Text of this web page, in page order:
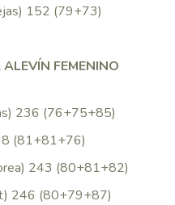
152 (79+73)
FEMENINO
236 (76+75+85)
(81+81+76)
243 (80+81+82)
246 (80+79+87)